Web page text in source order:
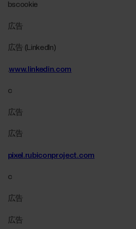
bscookie
広告
広告 (LinkedIn)
.www.linkedin.com
c
広告
広告
pixel.rubiconproject.com
c
広告
広告